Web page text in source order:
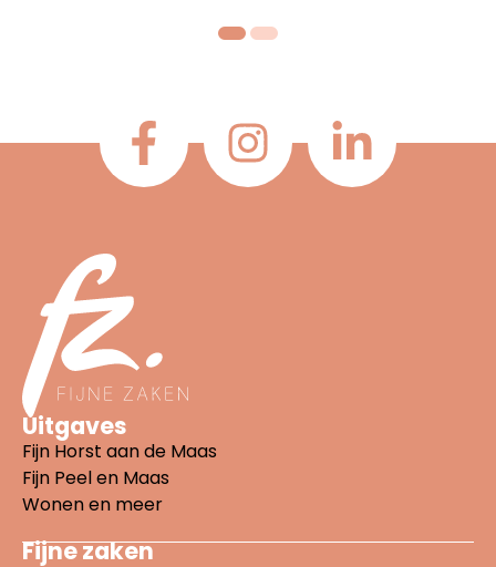
Uitgaves
Fijn Horst aan de Maas
Fijn Peel en Maas
Wonen en meer
Fijne zaken